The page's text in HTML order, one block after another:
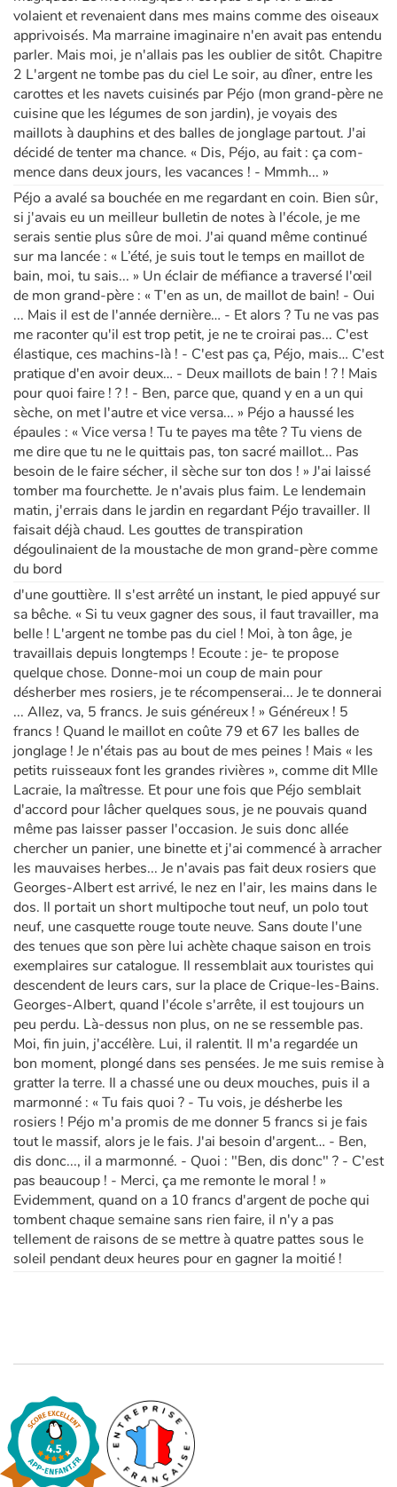
volaient et revenaient dans mes mains comme des oiseaux
apprivoisés. Ma marraine imaginaire n'en avait pas entendu
parler. Mais moi, je n'allais pas les oublier de sitôt. Chapitre
2 L'argent ne tombe pas du ciel Le soir, au dîner, entre les
carottes et les navets cuisinés par Péjo (mon grand-père ne
cuisine que les légumes de son jardin), je voyais des
maillots à dauphins et des balles de jonglage partout. J'ai
décidé de tenter ma chance. « Dis, Péjo, au fait : ça com­
mence dans deux jours, les vacances ! - Mmmh... »
Péjo a avalé sa bouchée en me regardant en coin. Bien sûr,
si j'avais eu un meilleur bulletin de notes à l'école, je me
serais sentie plus sûre de moi. J'ai quand même continué
sur ma lancée : « L’été, je suis tout le temps en maillot de
bain, moi, tu sais... » Un éclair de méfiance a tra­versé l'œil
de mon grand-père : « T'en as un, de maillot de bain! - Oui
... Mais il est de l'année dernière… - Et alors ? Tu ne vas pas
me raconter qu'il est trop petit, je ne te croirai pas... C'est
élastique, ces machins-là ! - C'est pas ça, Péjo, mais… C'est
pratique d'en avoir deux… - Deux maillots de bain ! ? ! Mais
pour quoi faire ! ? ! - Ben, parce que, quand y en a un qui
sèche, on met l'autre et vice versa... » Péjo a haussé les
épaules : « Vice versa ! Tu te payes ma tête ? Tu viens de
me dire que tu ne le quittais pas, ton sacré maillot... Pas
besoin de le faire sécher, il sèche sur ton dos ! » J'ai laissé
tomber ma fourchette. Je n'avais plus faim. Le lendemain
matin, j'errais dans le jardin en regardant Péjo travailler. Il
faisait déjà chaud. Les gouttes de transpiration
dégoulinaient de la moustache de mon grand-père comme
du bord
d'une gouttière. Il s'est arrêté un instant, le pied appuyé sur
sa bêche. « Si tu veux gagner des sous, il faut travailler, ma
belle ! L'argent ne tombe pas du ciel ! Moi, à ton âge, je
travaillais depuis longtemps ! Ecoute : je- te propose
quelque chose. Donne-moi un coup de main pour
désherber mes rosiers, je te récompenserai... Je te donnerai
... Allez, va, 5 francs. Je suis géné­reux ! » Généreux ! 5
francs ! Quand le maillot en coûte 79 et 67 les balles de
jonglage ! Je n'étais pas au bout de mes peines ! Mais « les
petits ruisseaux font les grandes rivières », comme dit Mlle
Lacraie, la maîtresse. Et pour une fois que Péjo semblait
d'accord pour lâcher quelques sous, je ne pouvais quand
même pas laisser passer l'occasion. Je suis donc allée
chercher un panier, une binette et j'ai commencé à arracher
les mauvaises herbes... Je n'avais pas fait deux rosiers que
Georges-Albert est arrivé, le nez en l'air, les mains dans le
dos. Il portait un short multi­poche tout neuf, un polo tout
neuf, une casquette rouge toute neuve. Sans doute l'une
des tenues que son père lui achète chaque saison en trois
exemplaires sur catalogue. Il ressem­blait aux touristes qui
descendent de leurs cars, sur la place de Crique-les-Bains.
Georges­-Albert, quand l'école s'arrête, il est toujours un
peu perdu. Là-dessus non plus, on ne se res­semble pas.
Moi, fin juin, j'accé­lère. Lui, il ralentit. Il m'a regardée un
bon moment, plongé dans ses pensées. Je me suis remise à
gratter la terre. Il a chassé une ou deux mouches, puis il a
marmonné : « Tu fais quoi ? - Tu vois, je désherbe les
rosiers ! Péjo m'a promis de me donner 5 francs si je fais
tout le massif, alors je le fais. J'ai besoin d'argent… - Ben,
dis donc..., il a marmonné. - Quoi : "Ben, dis donc" ? - C'est
pas beaucoup ! - Merci, ça me remonte le moral ! »
Evidemment, quand on a 10 francs d'argent de poche qui
tombent chaque semaine sans rien faire, il n'y a pas
tellement de raisons de se mettre à quatre pattes sous le
soleil pendant deux heures pour en gagner la moitié !